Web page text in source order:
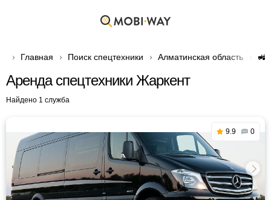
Главная Поиск спецтехники Алматинская область 🚜
Аренда спецтехники Жаркент
Найдено 1 служба
9.9 0